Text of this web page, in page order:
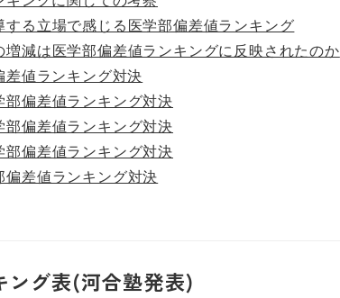
する立場で感じる医学部偏差値ランキング
増減は医学部偏差値ランキングに反映されたのか
差値ランキング対決
部偏差値ランキング対決
部偏差値ランキング対決
部偏差値ランキング対決
偏差値ランキング対決
ング表(河合塾発表)